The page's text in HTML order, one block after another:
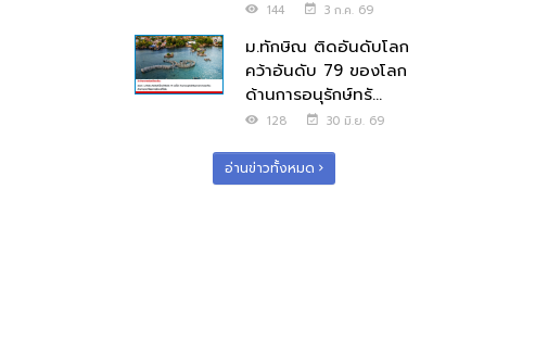
144 3 ก.ค. 69
ม.ทักษิณ ติดอันดับโลก
คว้าอันดับ 79 ของโลก
ด้านการอนุรักษ์ทรั...
128 30 มิ.ย. 69
อ่านข่าวทั้งหมด